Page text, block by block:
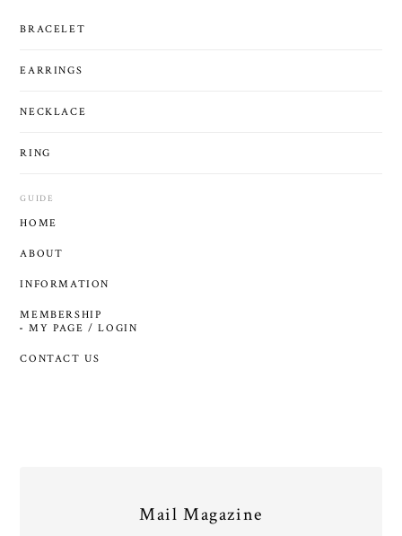
BRACELET
EARRINGS
NECKLACE
RING
GUIDE
HOME
ABOUT
INFORMATION
MEMBERSHIP
MY PAGE / LOGIN
CONTACT US
Mail Magazine